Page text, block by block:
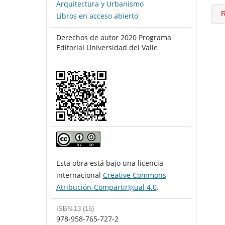
Arquitectura y Urbanismo
Libros en acceso abierto
Derechos de autor 2020 Programa
Editorial Universidad del Valle
Esta obra está bajo una licencia
internacional Creative Commons
Atribución-CompartirIgual 4.0.
ISBN-13 (15)
978-958-765-727-2